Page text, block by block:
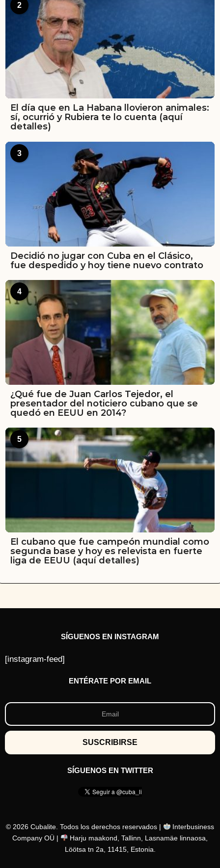
2
El día que en La Habana llovieron animales:
sí, ocurrió y Rubiera te lo cuenta (aquí
detalles)
3
Decidió no jugar con Cuba en el Clásico,
fue despedido y hoy tiene nuevo contrato
4
¿Qué fue de Juan Carlos Tejedor, el
presentador del noticiero cubano que se
quedó en EEUU en 2014?
5
El cubano que fue campeón mundial como
segunda base y hoy es relevista en fuerte
liga de EEUU (aquí detalles)
SÍGUENOS EN INSTAGRAM
[instagram-feed]
ENTÉRATE POR EMAIL
SÍGUENOS EN TWITTER
© 2026 Cubalite. Todos los derechos reservados |
Interbusiness
Company OÜ |
Harju maakond, Tallinn, Lasnamäe linnaosa,
Löötsa tn 2a, 11415, Estonia.